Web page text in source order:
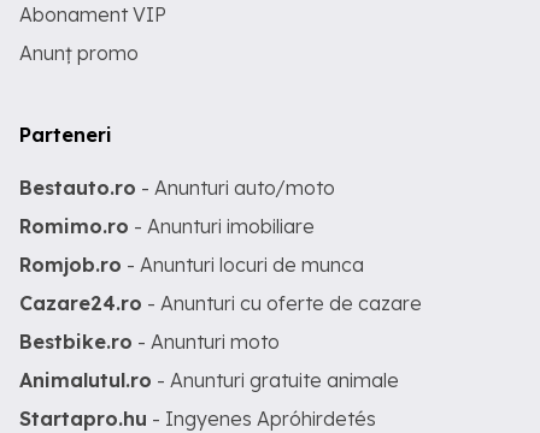
Abonament VIP
Anunț promo
Parteneri
Bestauto.ro - Anunturi auto/moto
Romimo.ro - Anunturi imobiliare
Romjob.ro - Anunturi locuri de munca
Cazare24.ro - Anunturi cu oferte de cazare
Bestbike.ro - Anunturi moto
Animalutul.ro - Anunturi gratuite animale
Startapro.hu - Ingyenes Apróhirdetés